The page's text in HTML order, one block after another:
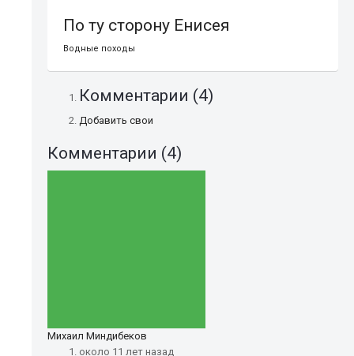
По ту сторону Енисея
Водные походы
Комментарии (4)
Добавить свои
Комментарии (4)
Михаил Миндибеков
около 11 лет назад